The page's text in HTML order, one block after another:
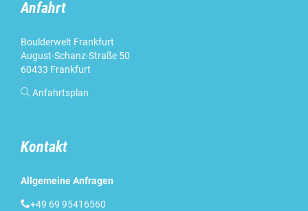
Anfahrt
Boulderwelt Frankfurt
August-Schanz-Straße 50
60433 Frankfurt
 Anfahrtsplan
Kontakt
Allgemeine Anfragen
+49 69 95416560